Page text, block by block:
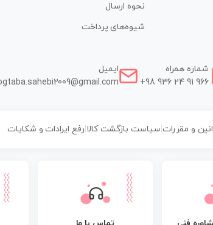
نحوه ارسال
شیوه‌های پرداخت
شماره همراه
+98 936 24 91 966
ایمیل
و مقررات سیاست بازگشت کالا رفع ایرادات و شکایات